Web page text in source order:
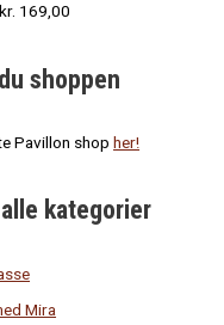
kr. 169,00
shoppen
Pavillon shopher!
kategorier
Mira